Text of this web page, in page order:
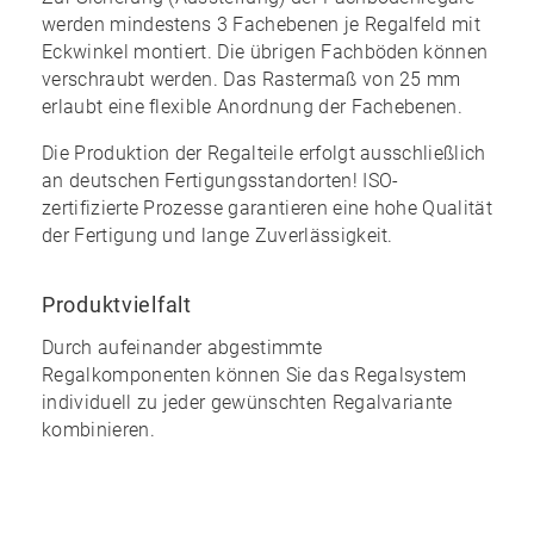
werden mindestens 3 Fachebenen je Regalfeld mit
Eckwinkel montiert. Die übrigen Fachböden können
verschraubt werden. Das Rastermaß von 25 mm
erlaubt eineflexible Anordnung der Fachebenen.
Die Produktion der Regalteile erfolgt ausschließlich
an deutschen Fertigungsstandorten! ISO-
zertifizierte Prozesse garantieren eine hohe Qualität
der Fertigung und lange Zuverlässigkeit.
Produktvielfalt
Durch aufeinander abgestimmte
Regalkomponenten können Sie das Regalsystem
individuell zu jeder gewünschten Regalvariante
kombinieren.